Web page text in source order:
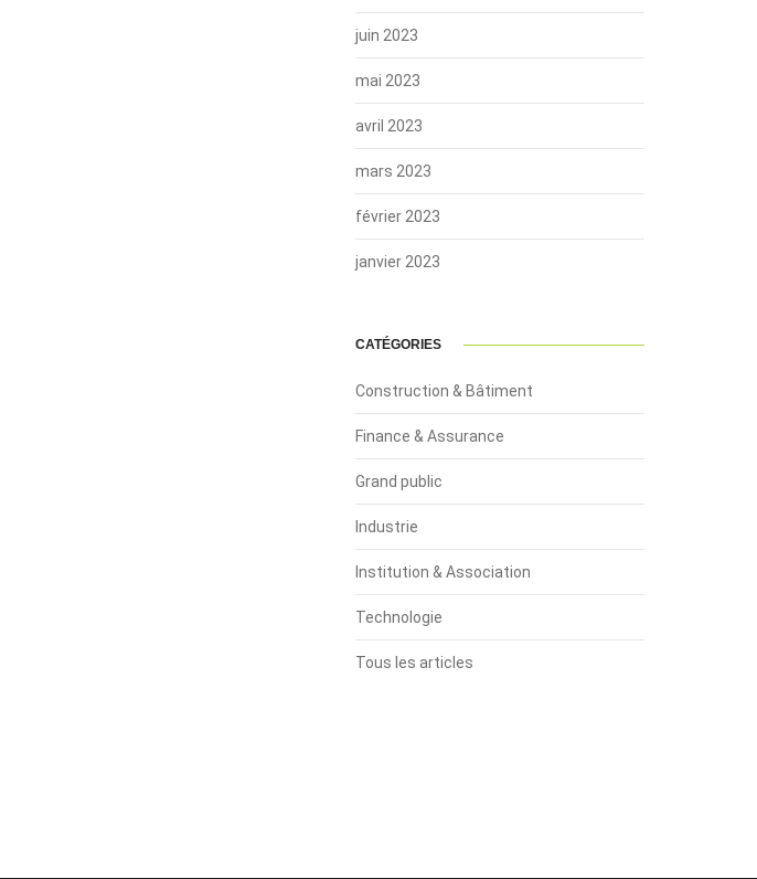
juin 2023
mai 2023
avril 2023
mars 2023
février 2023
janvier 2023
CATÉGORIES
Construction & Bâtiment
Finance & Assurance
Grand public
Industrie
Institution & Association
Technologie
Tous les articles